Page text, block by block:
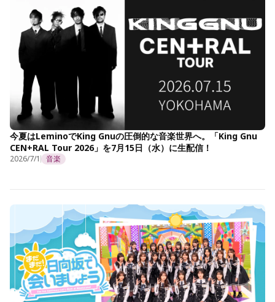
今夏はLeminoでKing Gnuの圧倒的な音楽世界へ。「King Gnu
CEN+RAL Tour 2026」を7月15日（水）に生配信！
2026/7/1 音楽